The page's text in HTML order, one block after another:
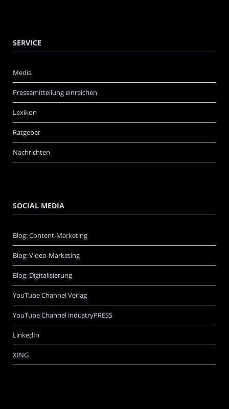
SERVICE
Media
Pressemitteilung einreichen
Lexikon
Ratgeber
Nachrichten
SOCIAL MEDIA
Blog: Content-Marketing
Blog: Video-Marketing
Blog: Digitalisierung
YouTube Channel Verlag
YouTube Channel industryPRESS
LinkedIn
XING